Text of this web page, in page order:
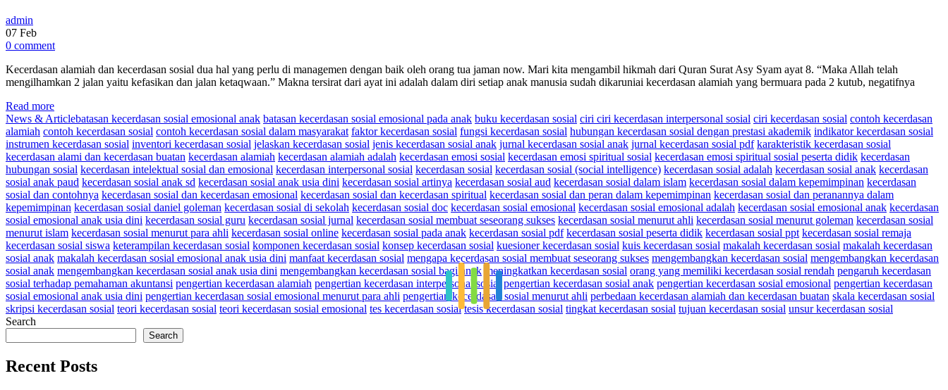
admin
07 Feb
0 comment
Kecerdasan alamiah dan kecerdasan sosial dua hal yang perlu di managemen dengan baik oleh orang tua jaman now. Mari kita mengambil hikmah dari Quran Surat Asy Syam ayat 8. “Maka Allah telah
mengilhamkan 2 jalan yaitu kefasikan dan jalan ketaqwaan.” Makna tersirat dari ayat ini adalah dalam diri setiap anak manusia sudah dikaruniai kecerdasan alamiah yang bermuara pada 2 kutub, negatifnya
Read more
News & Articlebatasan kecerdasan sosial emosional anak batasan kecerdasan sosial emosional pada anak buku kecerdasan sosial ciri ciri kecerdasan interpersonal sosial ciri kecerdasan sosial contoh kecerdasan
alamiah contoh kecerdasan sosial contoh kecerdasan sosial dalam masyarakat faktor kecerdasan sosial fungsi kecerdasan sosial hubungan kecerdasan sosial dengan prestasi akademik indikator kecerdasan sosial
instrumen kecerdasan sosial inventori kecerdasan sosial jelaskan kecerdasan sosial jenis kecerdasan sosial anak jurnal kecerdasan sosial anak jurnal kecerdasan sosial pdf karakteristik kecerdasan sosial
kecerdasan alami dan kecerdasan buatan kecerdasan alamiah kecerdasan alamiah adalah kecerdasan emosi sosial kecerdasan emosi spiritual sosial kecerdasan emosi spiritual sosial peserta didik kecerdasan
hubungan sosial kecerdasan intelektual sosial dan emosional kecerdasan interpersonal sosial kecerdasan sosial kecerdasan sosial (social intelligence) kecerdasan sosial adalah kecerdasan sosial anak kecerdasan
sosial anak paud kecerdasan sosial anak sd kecerdasan sosial anak usia dini kecerdasan sosial artinya kecerdasan sosial aud kecerdasan sosial dalam islam kecerdasan sosial dalam kepemimpinan kecerdasan
sosial dan contohnya kecerdasan sosial dan kecerdasan emosional kecerdasan sosial dan kecerdasan spiritual kecerdasan sosial dan peran dalam kepemimpinan kecerdasan sosial dan peranannya dalam
kepemimpinan kecerdasan sosial daniel goleman kecerdasan sosial di sekolah kecerdasan sosial doc kecerdasan sosial emosional kecerdasan sosial emosional adalah kecerdasan sosial emosional anak kecerdasan
sosial emosional anak usia dini kecerdasan sosial guru kecerdasan sosial jurnal kecerdasan sosial membuat seseorang sukses kecerdasan sosial menurut ahli kecerdasan sosial menurut goleman kecerdasan sosial
menurut islam kecerdasan sosial menurut para ahli kecerdasan sosial online kecerdasan sosial pada anak kecerdasan sosial pdf kecerdasan sosial peserta didik kecerdasan sosial ppt kecerdasan sosial remaja
kecerdasan sosial siswa keterampilan kecerdasan sosial komponen kecerdasan sosial konsep kecerdasan sosial kuesioner kecerdasan sosial kuis kecerdasan sosial makalah kecerdasan sosial makalah kecerdasan
sosial anak makalah kecerdasan sosial emosional anak usia dini manfaat kecerdasan sosial mengapa kecerdasan sosial membuat seseorang sukses mengembangkan kecerdasan sosial mengembangkan kecerdasan
sosial anak mengembangkan kecerdasan sosial anak usia dini mengembangkan kecerdasan sosial bagi anak meningkatkan kecerdasan sosial orang yang memiliki kecerdasan sosial rendah pengaruh kecerdasan
sosial terhadap pemahaman akuntansi pengertian kecerdasan alamiah pengertian kecerdasan interpersonal sosial pengertian kecerdasan sosial anak pengertian kecerdasan sosial emosional pengertian kecerdasan
sosial emosional anak usia dini pengertian kecerdasan sosial emosional menurut para ahli pengertian kecerdasan sosial menurut ahli perbedaan kecerdasan alamiah dan kecerdasan buatan skala kecerdasan sosial
skripsi kecerdasan sosial teori kecerdasan sosial teori kecerdasan sosial emosional tes kecerdasan sosial tesis kecerdasan sosial tingkat kecerdasan sosial tujuan kecerdasan sosial unsur kecerdasan sosial
Search
Search
Recent Posts